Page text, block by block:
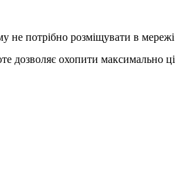
потрібно розміщувати в
охопити максимально